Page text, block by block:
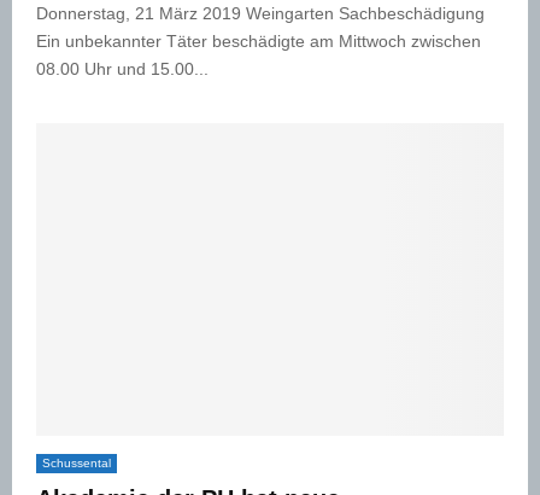
Donnerstag, 21 März 2019 Weingarten Sachbeschädigung
Ein unbekannter Täter beschädigte am Mittwoch zwischen
08.00 Uhr und 15.00...
Schussental